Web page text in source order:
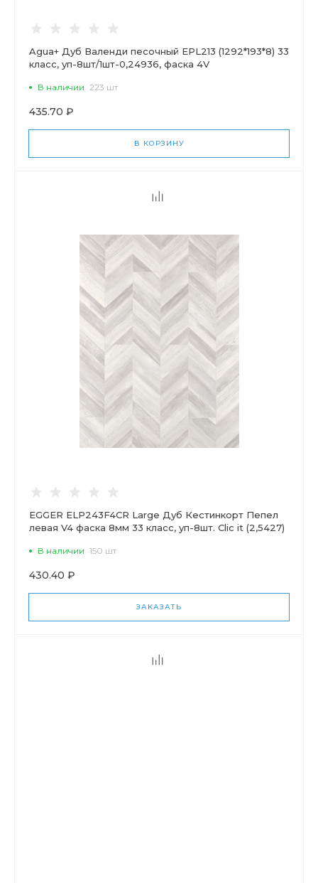
Agua+ Дуб Валенди песочный EPL213 (1292*193*8) 33
класс, уп-8шт/1шт-0,24936, фаска 4V
В наличии 223 шт
435.70 ₽
В КОРЗИНУ
EGGER ELP243F4CR Large Дуб Кестинкорт Пепел
левая V4 фаска 8мм 33 класс, уп-8шт. Clic it (2,5427)
В наличии 150 шт
430.40 ₽
ЗАКАЗАТЬ